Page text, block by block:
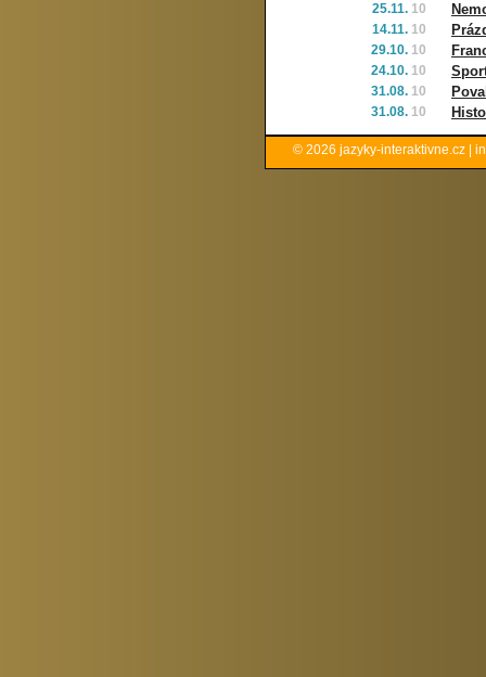
25.11. 10
14.11. 10
29.10. 10
24.10. 10
31.08. 10
31.08. 10
© 2026 jazyky-interaktivne.cz